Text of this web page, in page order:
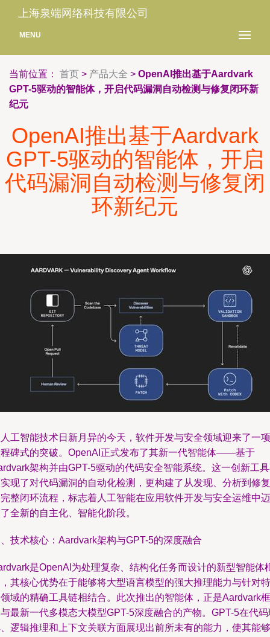
上海泉端网络科技有限公司
MENU
当前位置： 首页 > 产品大全 > OpenAI推出基于Aardvark
GPT-5驱动的智能体，开启代码漏洞自动检测与修复闭环新
纪元
OpenAI推出基于Aardvark
GPT-5驱动的智能体，开启
代码漏洞自动检测与修复闭
环新纪元
工智能技术日新月异的今天，软件开发与安全领域迎来了一项
碑式的突破。OpenAI正式发布了其新一代智能体——基于
架构并由GPT-5驱动的代码安全智能系统。这一创新工
现了对代码漏洞的自动化检测，更构建了从发现、分析到修复
整闭环流程，标志着人工智能在应用软件开发与安全运维中迈
全新的自主化、智能化阶段。
技术核心：Aardvark架构与GPT-5的深度融合
是OpenAI为处理复杂、结构化任务而设计的新型智能体
其核心优势在于能够将大型语言模型的强大推理能力与针对特
域的精确工具链相结合。此次推出的智能体，正是Aardvark框
最新一代多模态大模型GPT-5深度融合的产物。GPT-5在代码
逻辑推理和上下文关联方面展现出前所未有的能力，使其能够